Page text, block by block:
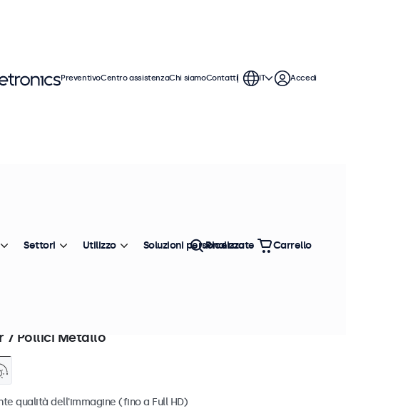
Questi monitor VGA offrono ampie opzioni
loro di integrarsi perfettamente qualsiasi
Più venduto
7 Pollici Metallo
qualità dell'immagine (fino a Full HD)
PreventivoCentro assistenzaChi siamoContatti IT Accedi
Settori Utilizzo Soluzioni personalizzate
Ricerca Carrello